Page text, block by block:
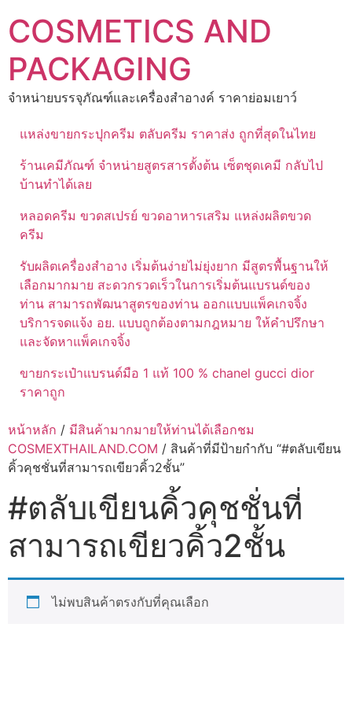
to
content
COSMETICS AND
PACKAGING
จำหน่ายบรรจุภัณฑ์และเครื่องสำอางค์ ราคาย่อมเยาว์
แหล่งขายกระปุกครีม ตลับครีม ราคาส่ง ถูกที่สุดในไทย
ร้านเคมีภัณฑ์ จำหน่ายสูตรสารตั้งต้น เซ็ตชุดเคมี กลับไป
บ้านทำได้เลย
หลอดครีม ขวดสเปรย์ ขวดอาหารเสริม แหล่งผลิตขวด
ครีม
รับผลิตเครื่องสำอาง เริ่มต้นง่ายไม่ยุ่งยาก มีสูตรพื้นฐานให้
เลือกมากมาย สะดวกรวดเร็วในการเริ่มต้นแบรนด์ของ
ท่าน สามารถพัฒนาสูตรของท่าน ออกแบบแพ็คเกจจิ้ง
บริการจดแจ้ง อย. แบบถูกต้องตามกฎหมาย ให้คำปรึกษา
และจัดหาแพ็คเกจจิ้ง
ขายกระเป๋าแบรนด์มือ 1 แท้ 100 % chanel gucci dior
ราคาถูก
หน้าหลัก / มีสินค้ามากมายให้ท่านได้เลือกชม
COSMEXTHAILAND.COM / สินค้าที่มีป้ายกำกับ “#ตลับเขียน
คิ้วคุชชั่นที่สามารถเขียวคิ้ว2ชั้น”
#ตลับเขียนคิ้วคุชชั่นที่
สามารถเขียวคิ้ว2ชั้น
ไม่พบสินค้าตรงกับที่คุณเลือก